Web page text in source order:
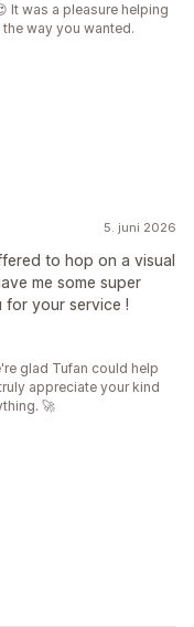
It was a pleasure helping
way you wanted.
5. juni 2026
to hop on a visual
me some super
for your service !
glad Tufan could help
appreciate your kind
🚀